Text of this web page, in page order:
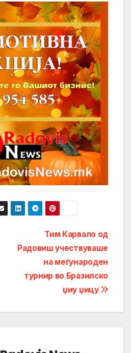
Тим Карвало од
Радовиш учествуваше
на меѓународен
турнир во Бразилско
џиу џицу